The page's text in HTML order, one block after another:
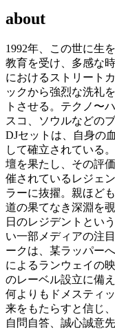
about
1992年、この世に生
教育を受け、多感な
におけるストリート
ックから強烈な洗礼
トさせる。テクノ〜
スコ、ソウルなどの
DJセットは、自身の
して確立されている
壇を果たし、その評
催されているレジェ
ラーに抜擢。親ほど
道の果てなき深淵を
日のレジデントとい
い一部メディアの注
ークは、某ラッパー
によるランウェイの
のレーベル設立に備
何よりもドメスティ
来をもたらすと信じ
自問自答、誠心誠意